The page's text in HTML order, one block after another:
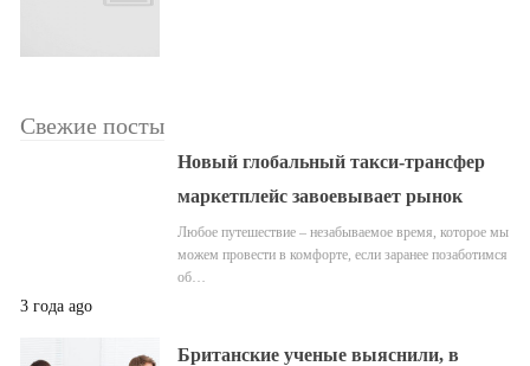
Свежие посты
Новый глобальный такси-трансфер
маркетплейс завоевывает рынок
Любое путешествие – незабываемое время, которое мы
можем провести в комфорте, если заранее позаботимся
об…
3 года ago
Британские ученые выяснили, в